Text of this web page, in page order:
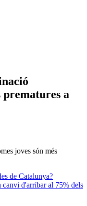
prematures a
joves són més
de Catalunya?
canvi d'arribar al 75% dels